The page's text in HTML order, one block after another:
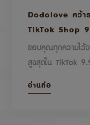
Dodolove คว้า
TikTok Shop
ขอบคุณทุกความไว้
สูงสุดใน TikTok
อ่านต่อ